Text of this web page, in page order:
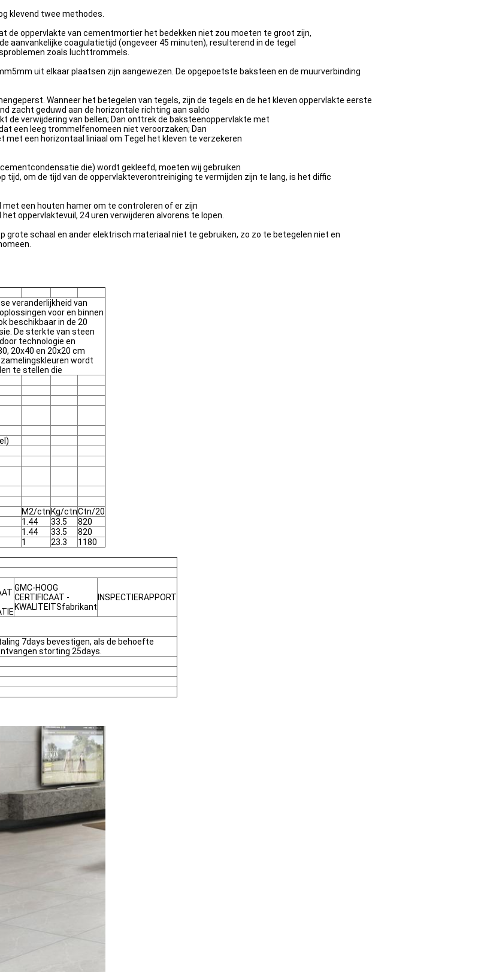
klevend twee methodes.
de oppervlakte van cementmortier het bedekken niet zou moeten te groot zijn,
aanvankelijke coagulatietijd (ongeveer 45 minuten), resulterend in de tegel
zoals luchttrommels.
uit elkaar plaatsen zijn aangewezen. De opgepoetste baksteen en de muurverbinding
Wanneer het betegelen van tegels, zijn de tegels en de het kleven oppervlakte eerste
zacht geduwd aan de horizontale richting aan saldo
de verwijdering van bellen; Dan onttrek de baksteenoppervlakte met
een leeg trommelfenomeen niet veroorzaken; Dan
een horizontaal liniaal om Tegel het kleven te verzekeren
die) wordt gekleefd, moeten wij gebruiken
om de tijd van de oppervlakteverontreiniging te vermijden zijn te lang, is het diffic
met een houten hamer om te controleren of er zijn
oppervlaktevuil, 24 uren verwijderen alvorens te lopen.
schaal en ander elektrisch materiaal niet te gebruiken, zo zo te betegelen niet en
veranderlijkheid van
voor en binnen
beschikbaar in de 20
De sterkte van steen
technologie en
20x40 en 20x20 cm
wordt
te stellen die
M2/ctn Kg/ctnCtn/20
1.44 33.5
820
1.44 33.5
820
1 23.3 1180
GMC-HOOG
CERTIFICAAT -
KWALITEITSfabrikant
INSPECTIERAPPORT
7days bevestigen, als de behoefte
storting 25days.